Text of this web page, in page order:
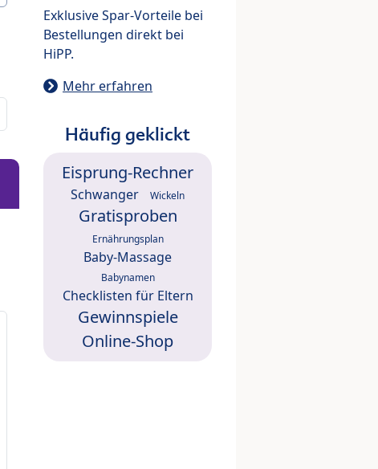
Exklusive Spar-Vorteile bei
Bestellungen direkt bei
HiPP.
Mehr erfahren
Häufig geklickt
Eisprung-Rechner
Schwanger Wickeln
Gratisproben
Ernährungsplan
Baby-Massage
Babynamen
Checklisten für Eltern
Gewinnspiele
Online-Shop